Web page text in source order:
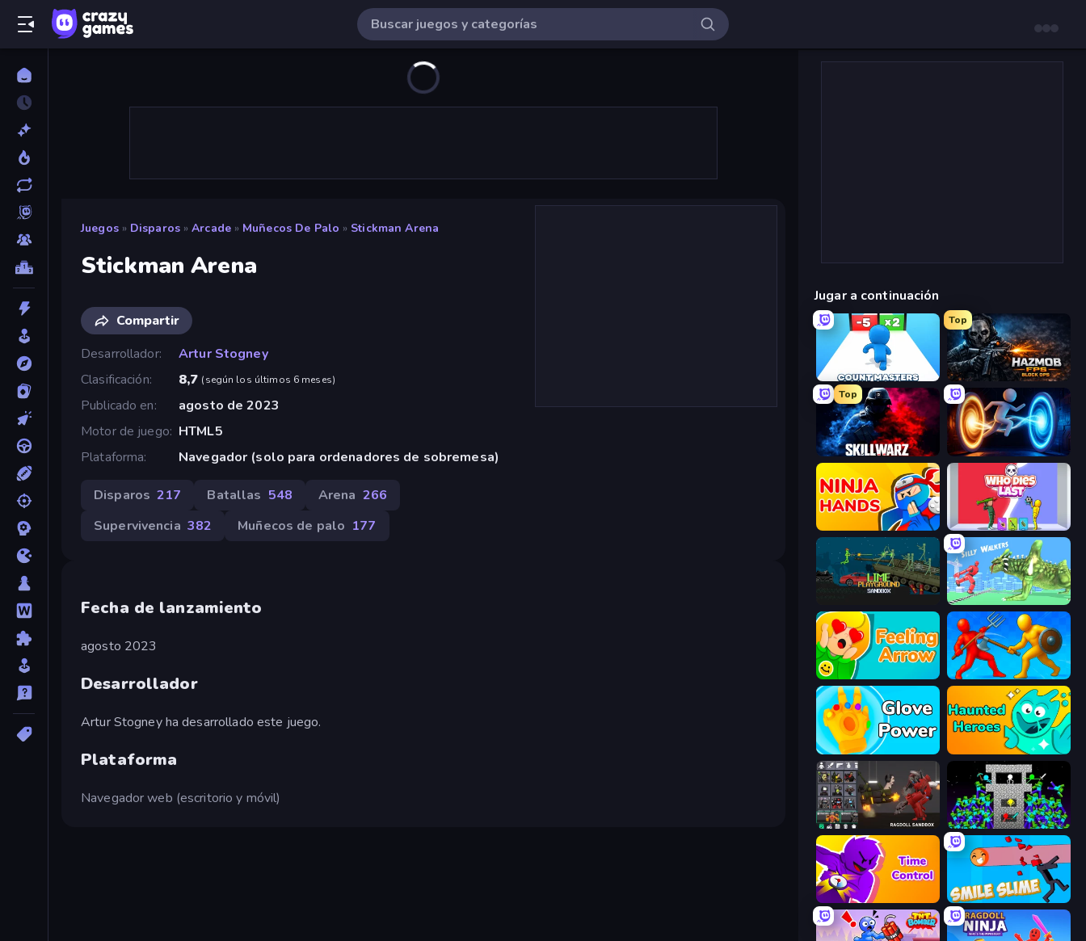
Juegos » Disparos » Arcade » Muñecos De Palo » Stickman Arena
Stickman Arena
Compartir
Desarrollador
Artur Stogney
Clasificación
8,7 (según los últimos 6 meses)
Publicado en
agosto de 2023
Motor de juego HTML5
Plataforma
Navegador (solo para ordenadores de sobremesa)
Disparos 217 Batallas 548 Arena 266
Supervivencia 382 Muñecos de palo 177
Fecha de lanzamiento
agosto 2023
Desarrollador
Artur Stogney ha desarrollado este juego.
Plataforma
Navegador web (escritorio y móvil)
Jugar a continuación
Top
Hazmob FPS: Online Shooter
Top
SkillWarz Portal Escape
Ninja Hands Who Dies Last?
Silly Walkers
Feeling Arrow Epic Sword Battle! Fight in Arena
Glove Power Haunted Heroes
Last Play: Ragdoll Sandbox Stick Epic Fighter
Time Control! Smile Slime